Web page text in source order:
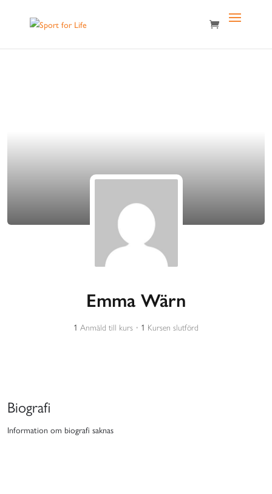
Emma Wärn
1 Anmäld till kurs • 1 Kursen slutförd
Biografi
Information om biografi saknas